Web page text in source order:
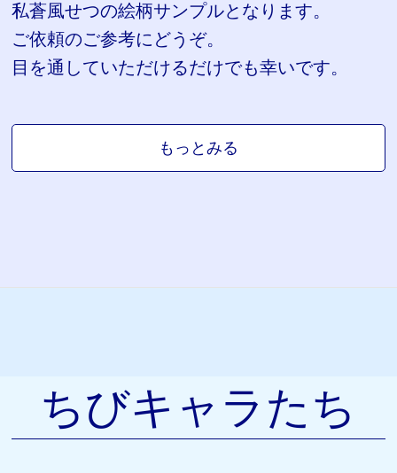
私蒼風せつの絵柄サンプルとなります。
ご依頼のご参考にどうぞ。
目を通していただけるだけでも幸いです。
もっとみる
ちびキャラたち